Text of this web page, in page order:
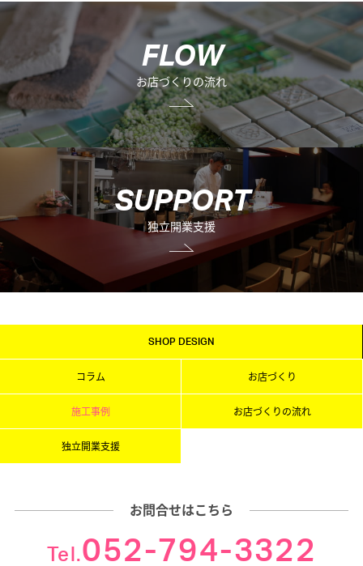
FLOW
お店づくりの流れ
SUPPORT
独立開業支援
SHOP DESIGN
コラム お店づくり
施工事例 お店づくりの流れ
独立開業支援
お問合せはこちら
Tel.052-794-3322